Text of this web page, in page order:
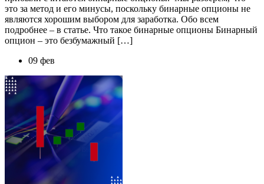
это за метод и его минусы, поскольку бинарные опционы не
являются хорошим выбором для заработка. Обо всем
подробнее – в статье. Что такое бинарные опционы Бинарный
опцион – это безбумажный […]
09 фев